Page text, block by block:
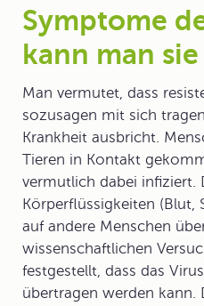
Symptome
kann man
Man vermutet, dass
sozusagen mit sich
Krankheit ausbricht.
Tieren in Kontakt
vermutlich dabei infiziert.
Körperflüssigkeiten (Blut,
auf andere Menschen
wissenschaftlichen
festgestellt, dass das
übertragen werden kann.